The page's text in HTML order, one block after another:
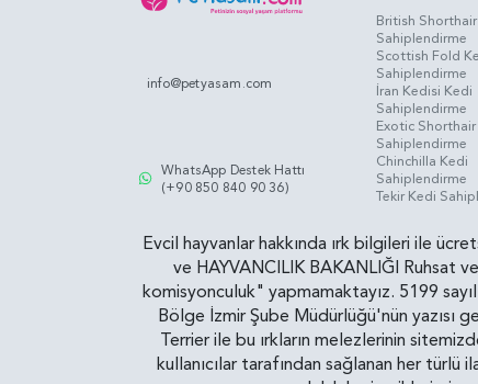
info@petyasam.com
WhatsApp Destek Hattı
(+90 850 840 90 36)
British
Sahiplendirme
Scottish Fold
Sahiplendirme
İran Kedisi Kedi
Sahiplendirme
Exotic
Sahiplendirme
Chinchilla Kedi
Sahiplendirme
Tekir Kedi
Evcil hayvanlar hakkında ırk bilgileri ile
ve HAYVANCILIK BAKANLIĞI Ruhsat
komisyonculuk" yapmamaktayız. 5199
Bölge İzmir Şube Müdürlüğü'nün yazısı
Terrier ile bu ırkların melezlerinin
kullanıcılar tarafından sağlanan her